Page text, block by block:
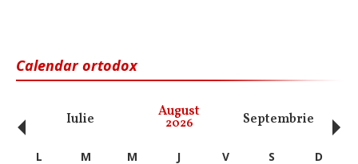
Calendar ortodox
Iulie August
2026 Septembrie
‹ L M M J V S D